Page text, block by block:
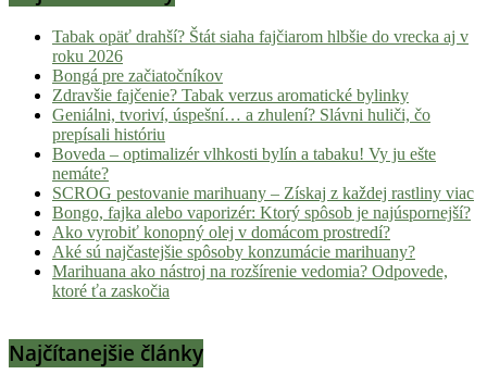
Tabak opäť drahší? Štát siaha fajčiarom hlbšie do vrecka aj v
roku 2026
Bongá pre začiatočníkov
Zdravšie fajčenie? Tabak verzus aromatické bylinky
Geniálni, tvoriví, úspešní… a zhulení? Slávni huliči, čo
prepísali históriu
Boveda – optimalizér vlhkosti bylín a tabaku! Vy ju ešte
nemáte?
SCROG pestovanie marihuany – Získaj z každej rastliny viac
Bongo, fajka alebo vaporizér: Ktorý spôsob je najúspornejší?
Ako vyrobiť konopný olej v domácom prostredí?
Aké sú najčastejšie spôsoby konzumácie marihuany?
Marihuana ako nástroj na rozšírenie vedomia? Odpovede,
ktoré ťa zaskočia
Najčítanejšie články